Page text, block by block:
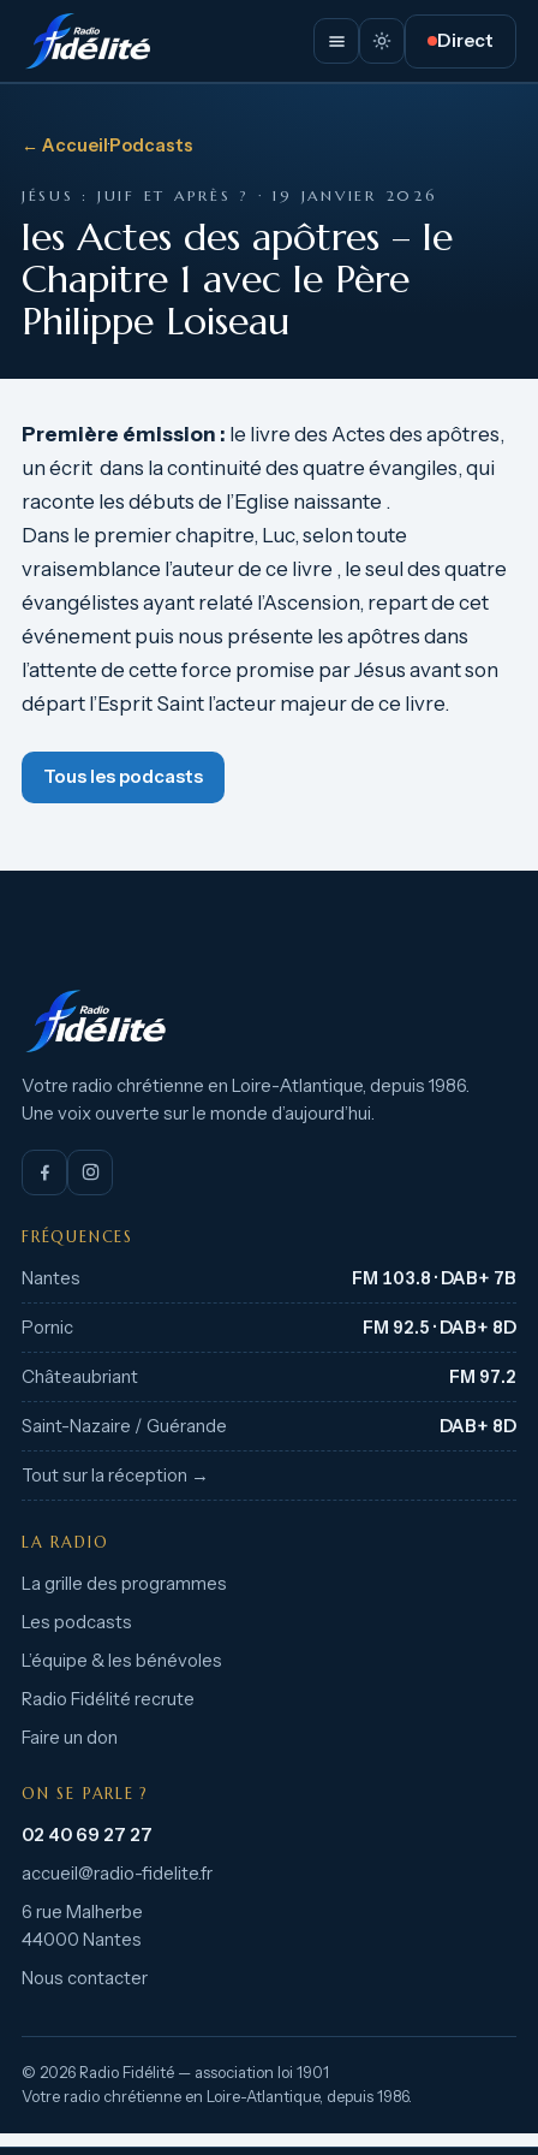
Direct
← Accueil·Podcasts
JÉSUS : JUIF ET APRÈS ? · 19 JANVIER 2026
les Actes des apôtres – le
Chapitre 1 avec le Père
Philippe Loiseau
Première émission : le livre des Actes des apôtres,
un écrit dans la continuité des quatre évangiles, qui
raconte les débuts de l’Eglise naissante .
Dans le premier chapitre, Luc, selon toute
vraisemblance l’auteur de ce livre , le seul des quatre
évangélistes ayant relaté l’Ascension, repart de cet
événement puis nous présente les apôtres dans
l’attente de cette force promise par Jésus avant son
départ l’Esprit Saint l’acteur majeur de ce livre.
Tous les podcasts
Votre radio chrétienne en Loire-Atlantique, depuis 1986.
Une voix ouverte sur le monde d’aujourd’hui.
FRÉQUENCES
Nantes FM 103.8 · DAB+ 7B
Pornic FM 92.5 · DAB+ 8D
Châteaubriant FM 97.2
Saint-Nazaire / Guérande DAB+ 8D
Tout sur la réception →
LA RADIO
La grille des programmes
Les podcasts
L’équipe & les bénévoles
Radio Fidélité recrute
Faire un don
ON SE PARLE ?
02 40 69 27 27
accueil@radio-fidelite.fr
6 rue Malherbe
44000 Nantes
Nous contacter
© 2026 Radio Fidélité — association loi 1901
Votre radio chrétienne en Loire-Atlantique, depuis 1986.